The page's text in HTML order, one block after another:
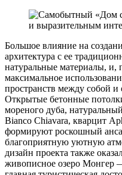
Большое влияние на
архитектура с ее
натуральные материалы, и,
максимальное
пространств между собой
Открытые бетонные
мореного дуба,
Bianco Chiavara, кварцит
формируют роскошный
благоприятную уютную
дизайн проекта также
живописное озеро Монгер